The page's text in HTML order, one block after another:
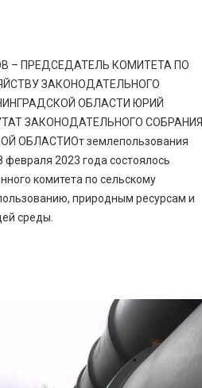
– ПРЕДСЕДАТЕЛЬ КОМИТЕТА ПО
ЗАКОНОДАТЕЛЬНОГО
ОБЛАСТИ ЮРИЙ
ЗАКОНОДАТЕЛЬНОГО СОБРАНИЯ
ОБЛАСТИОт землепользования
февраля 2023 года состоялось
комитета по сельскому
природным ресурсам и
среды.